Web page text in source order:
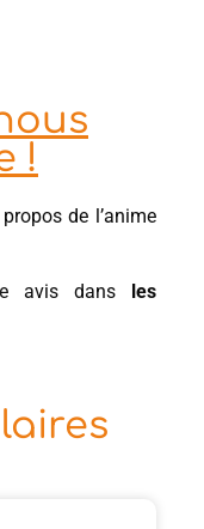
!
de l’anime
avis dans les